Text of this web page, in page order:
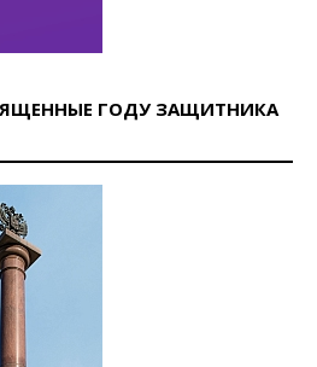
ГОДУ ЗАЩИТНИКА